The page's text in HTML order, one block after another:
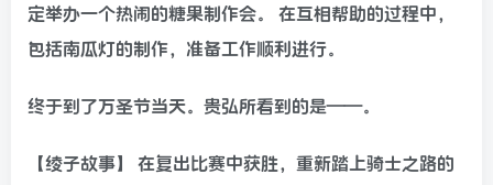
定举办一个热闹的糖果制作会。 在互相帮助的过程中，
包括南瓜灯的制作，准备工作顺利进行。
终于到了万圣节当天。贵弘所看到的是——。
【绫子故事】 在复出比赛中获胜，重新踏上骑士之路的